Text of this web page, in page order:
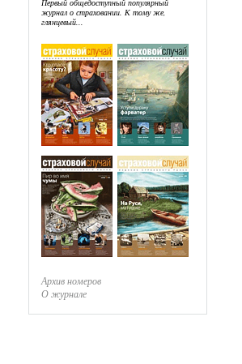
Первый общедоступный популярный
журнал о страховании. К тому же,
глянцевый...
Архив номеров
О журнале